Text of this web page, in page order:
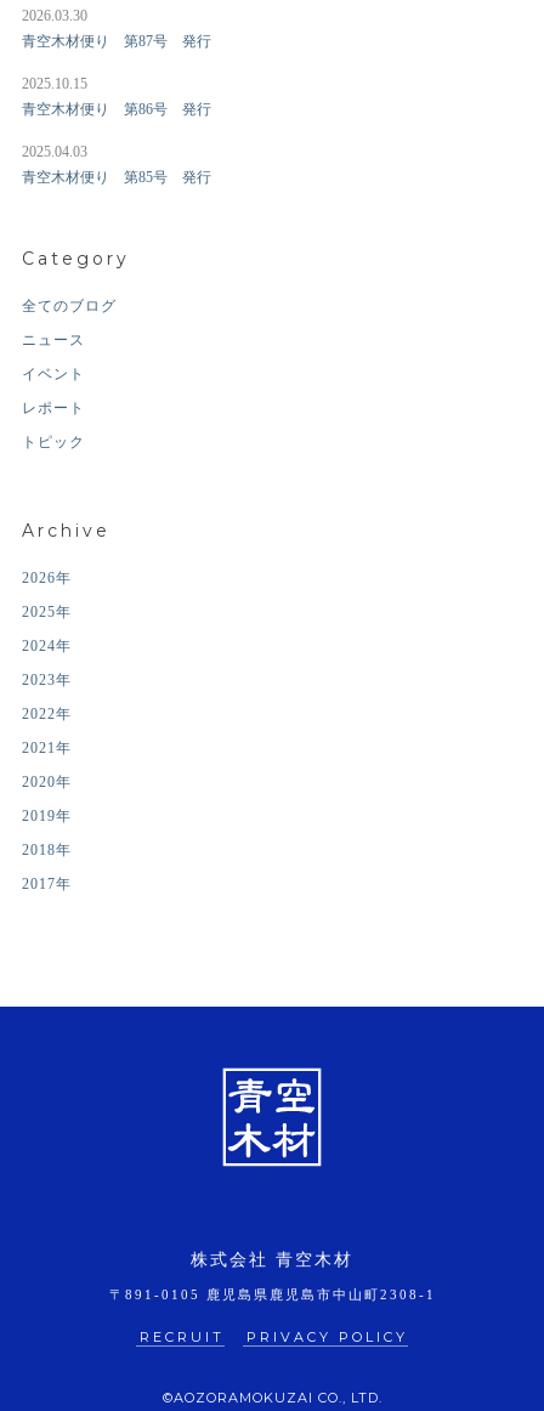
2026.03.30
青空木材便り 第87号 発行
2025.10.15
青空木材便り 第86号 発行
2025.04.03
青空木材便り 第85号 発行
Category
全てのブログ
ニュース
イベント
レポート
トピック
Archive
2026年
2025年
2024年
2023年
2022年
2021年
2020年
2019年
2018年
2017年
株式会社 青空木材
〒891-0105 鹿児島県鹿児島市中山町2308-1
RECRUIT PRIVACY POLICY
©AOZORAMOKUZAI CO., LTD.